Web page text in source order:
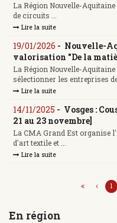
La Région Nouvelle-
de circuits ...
Lire la suite
19/01/2026 - Nouvelle-
valorisation "De la
La Région Nouvelle-
sélectionner les entreprises
Lire la suite
14/11/2025 - Vosges :
21 au 23 novembre]
La CMA Grand Est organise
d'art textile et ...
Lire la suite
1
En région